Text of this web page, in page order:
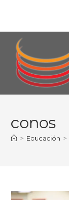
contenido
conos
> Educación >